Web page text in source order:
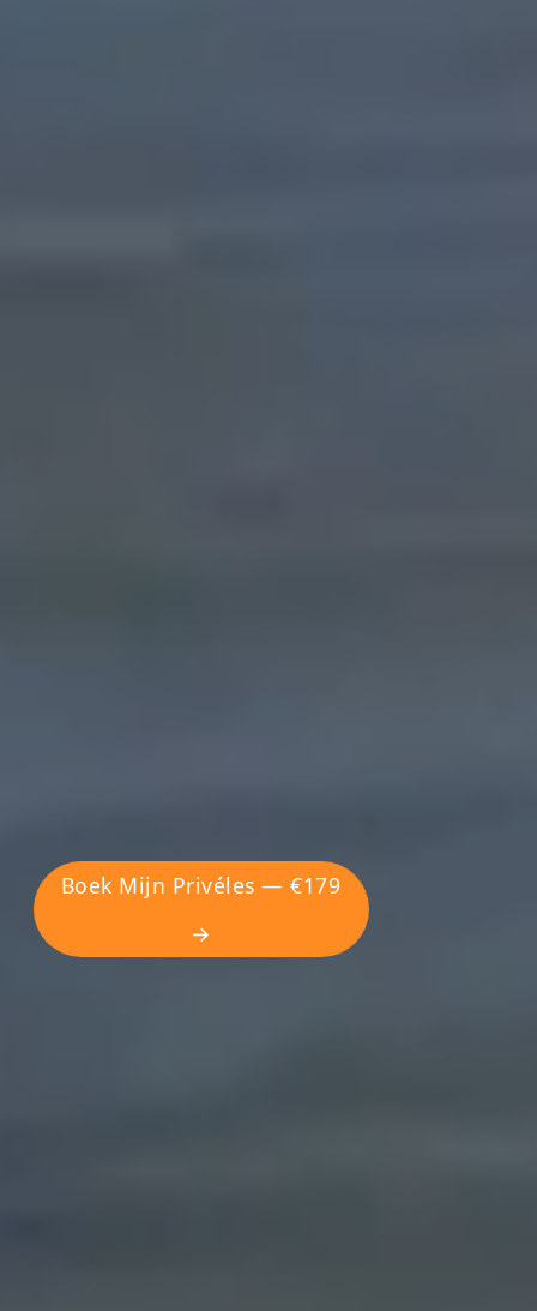
Boek Mijn Privéles — €179
→